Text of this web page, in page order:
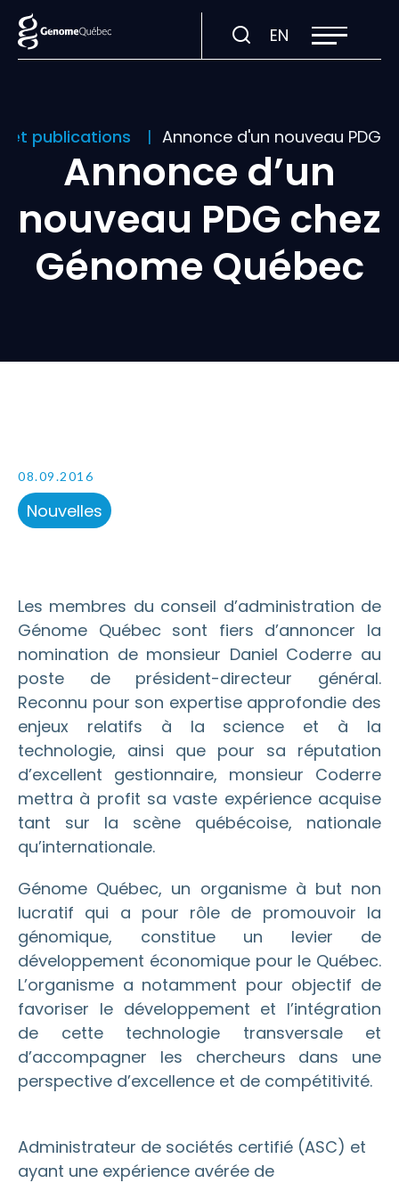
EN Visiter
la
:
la
navigation
du
et publications Annonce d'un nouveau PDG
Annonce d’un
nouveau PDG chez
Génome Québec
08.09.2016
Nouvelles
Les membres du conseil d’administration de
Génome Québec sont fiers d’annoncer la
nomination de monsieur Daniel Coderre au
poste de président-directeur général.
Reconnu pour son expertise approfondie des
enjeux relatifs à la science et à la
technologie, ainsi que pour sa réputation
d’excellent gestionnaire, monsieur Coderre
mettra à profit sa vaste expérience acquise
tant sur la scène québécoise, nationale
qu’internationale.
Génome Québec, un organisme à but non
lucratif qui a pour rôle de promouvoir la
génomique, constitue un levier de
développement économique pour le Québec.
L’organisme a notamment pour objectif de
favoriser le développement et l’intégration
de cette technologie transversale et
d’accompagner les chercheurs dans une
perspective d’excellence et de compétitivité.
Administrateur de sociétés certifié (ASC) et
ayant une expérience avérée de